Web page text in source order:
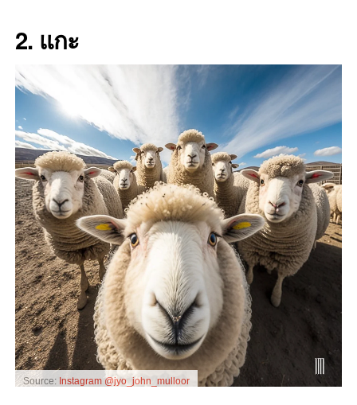
2. แกะ
Source: Instagram @jyo_john_mulloor